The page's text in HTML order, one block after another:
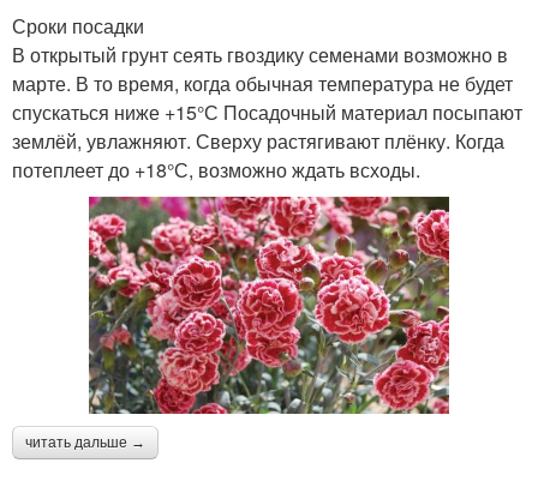
Сроки посадки
В открытый грунт сеять гвоздику семенами возможно в
марте. В то время, когда обычная температура не будет
спускаться ниже +15°С Посадочный материал посыпают
землёй, увлажняют. Сверху растягивают плёнку. Когда
потеплеет до +18°С, возможно ждать всходы.
читать дальше →